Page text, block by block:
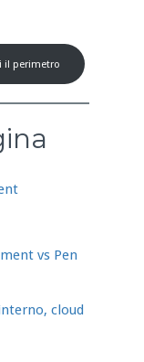
il perimetro
vs Pen
cloud